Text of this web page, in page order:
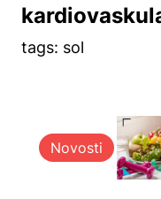
tags: sol
Novosti